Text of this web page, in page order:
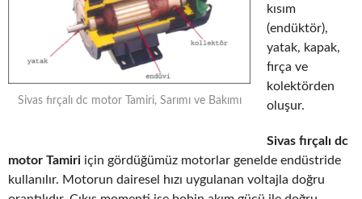
Sivas fırçalı dc motor Tamiri, Sarımı ve Bakımı
kısım
(endüktör),
yatak, kapak,
fırça ve
kolektörden
oluşur.
Sivas fırçalı dc
motor Tamiri için gördüğümüz motorlar genelde endüstride
kullanılır. Motorun dairesel hızı uygulanan voltajla doğru